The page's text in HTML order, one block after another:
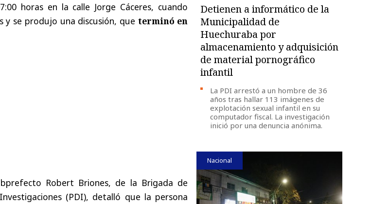
horas en la calle Jorge Cáceres, cuando
y se produjo una discusión, que terminó en
Robert Briones, de la Brigada de
(PDI), detalló que la persona
Detienen a informático de la
Municipalidad de
Huechuraba por
almacenamiento y adquisición
de material pornográfico
infantil
La PDI arrestó a un hombre de 36
años tras hallar 113 imágenes de
explotación sexual infantil en su
computador fiscal. La investigación
inició por una denuncia anónima.
Nacional